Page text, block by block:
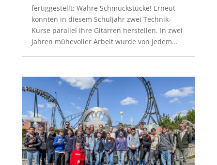
fertiggestellt: Wahre Schmuckstücke! Erneut
konnten in diesem Schuljahr zwei Technik-
Kurse parallel ihre Gitarren herstellen. In zwei
Jahren mühevoller Arbeit wurde von jedem...